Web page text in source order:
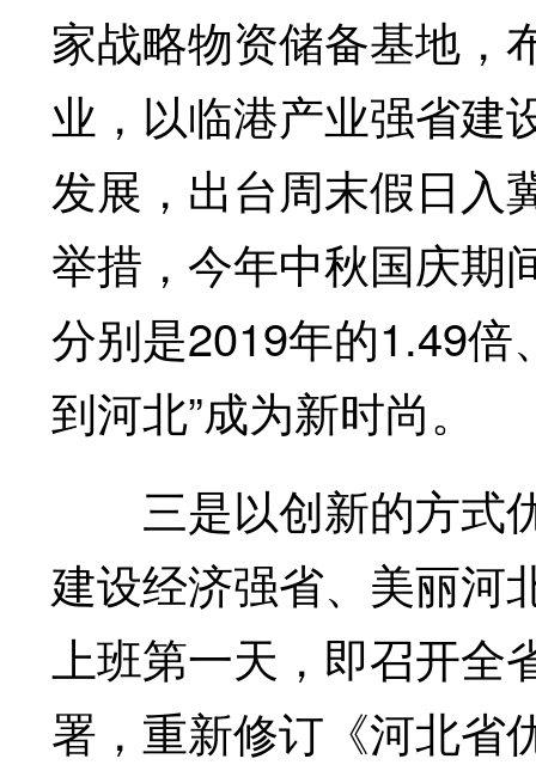
家战略物资储备基地，
业，以临港产业强省建
发展，出台周末假日入
举措，今年中秋国庆期
分别是2019年的1.49倍
到河北”成为新时尚。
三是以创新的方式
建设经济强省、美丽河
上班第一天，即召开全
署，重新修订《河北省